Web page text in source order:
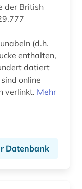
british broadcasting corporation (1)
der British
(d.h.
enthalten,
datiert
online
verlinkt. Mehr
Datenbank